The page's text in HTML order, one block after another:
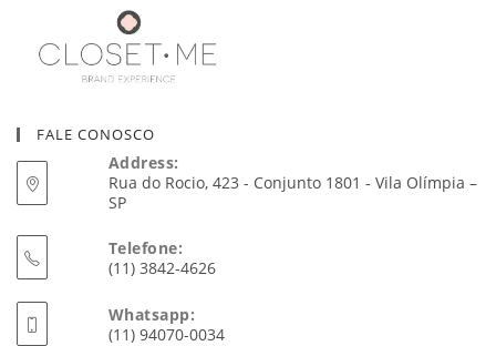
FALE CONOSCO
Address:
Rua do Rocio, 423 - Conjunto 1801 - Vila Olímpia –
SP
Telefone:
(11) 3842-4626
Whatsapp:
(11) 94070-0034